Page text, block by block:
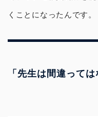
くことになったんです。
「先生は間違って